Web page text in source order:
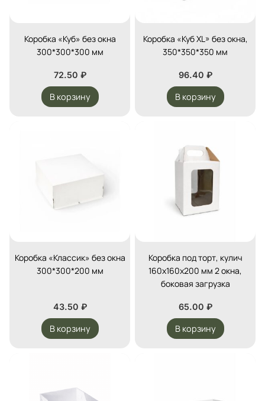
Коробка «Куб» без окна
300*300*300 мм
72.50 ₽
В корзину
Коробка «Куб XL» без окна,
350*350*350 мм
96.40 ₽
В корзину
Коробка «Классик» без окна
300*300*200 мм
43.50 ₽
В корзину
Коробка под торт, кулич
160х160х200 мм 2 окна,
боковая загрузка
65.00 ₽
В корзину